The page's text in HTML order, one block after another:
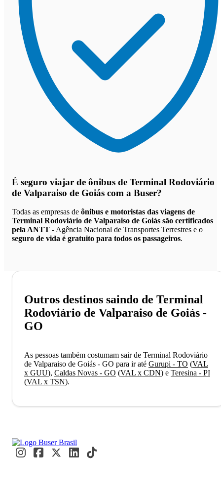
É seguro viajar de ônibus de Terminal Rodoviário
de Valparaiso de Goiás com a Buser?
Todas as empresas de ônibus e motoristas das viagens de
Terminal Rodoviário de Valparaiso de Goiás são certificados
pela ANTT - Agência Nacional de Transportes Terrestres e o
seguro de vida é gratuito para todos os passageiros.
Outros destinos saindo de Terminal
Rodoviário de Valparaiso de Goiás -
GO
As pessoas também costumam sair de Terminal Rodoviário
de Valparaiso de Goiás - GO para ir até Gurupi - TO (VAL
x GUU), Caldas Novas - GO (VAL x CDN) e Teresina - PI
(VAL x TSN).